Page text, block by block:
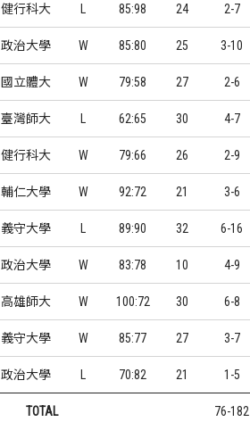
健行科大 85:98 24 2-7
政治大學 W 85:80 25 3-10
國立體大 W 79:58 27 2-6
臺灣師大 62:65 30 4-7
健行科大 W 79:66 26 2-9
輔仁大學 W 92:72 21 3-6
義守大學 89:90 32 6-16
政治大學 W 83:78 10 4-9
高雄師大 W 100:72 30 6-8
義守大學 W 85:77 27 3-7
政治大學 70:82 21 1-5
TOTAL 76-182